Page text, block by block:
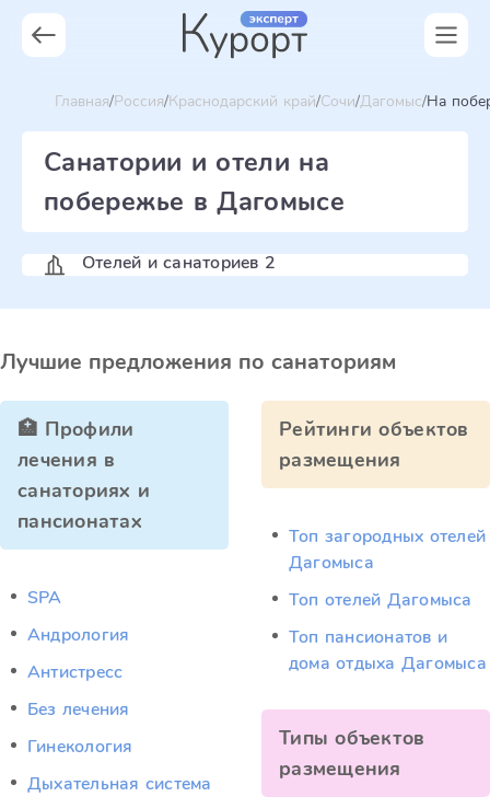
Главная Россия Краснодарский край Сочи Дагомыс На
Санатории и отели на
побережье в Дагомысе
Отелей и санаториев 2
Лучшие предложения по санаториям
🏥 Профили
лечения в
санаториях и
пансионатах
SPA
Андрология
Антистресс
Без лечения
Гинекология
Дыхательная система
Рейтинги объектов
размещения
Топ загородных отелей
Дагомыса
Топ отелей Дагомыса
Топ пансионатов и
дома отдыха Дагомыса
Типы объектов
размещения